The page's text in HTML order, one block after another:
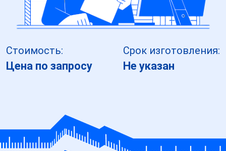
Стоимость:
Цена по запросу
Срок изготовления:
Не указан